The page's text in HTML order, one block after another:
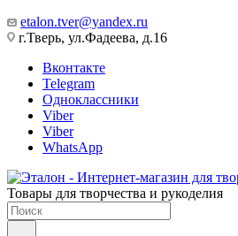
etalon.tver@yandex.ru
г.Тверь, ул.Фадеева, д.16
Вконтакте
Telegram
Одноклассники
Viber
Viber
WhatsApp
Товары для творчества и рукоделия